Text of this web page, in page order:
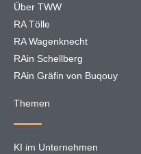
Über TWW
RA Tölle
RA Wagenknecht
RAin Schellberg
RAin Gräfin von Buqouy
Themen
KI im Unternehmen